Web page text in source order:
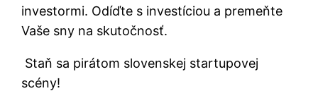
investormi. Odíďte s investíciou a premeňte
Vaše sny na skutočnosť.
Staň sa pirátom slovenskej startupovej
scény!